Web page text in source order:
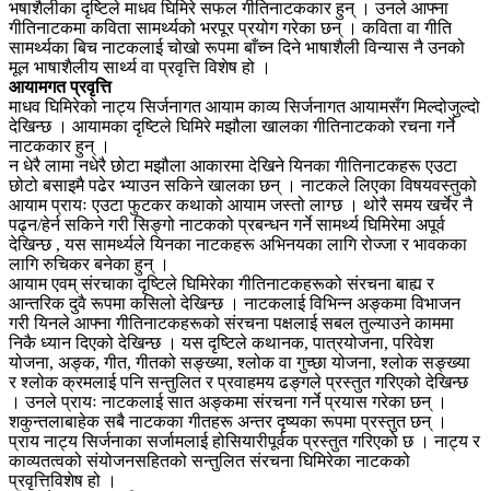
भषाशैलीका दृष्टिले माधव घिमिरे सफल गीतिनाटककार हुन् । उनले आफ्ना
गीतिनाटकमा कविता सामर्थ्यको भरपूर प्रयोग गरेका छन् । कविता वा गीति
सामर्थ्यका बिच नाटकलाई चोखो रूपमा बाँच्न दिने भाषाशैली विन्यास नै उनको
मूल भाषाशैलीय सार्थ्य वा प्रवृत्ति विशेष हो ।
आयामगत प्रवृत्ति
माधव घिमिरेको नाट्य सिर्जनागत आयाम काव्य सिर्जनागत आयामसँग मिल्दोजुल्दो
देखिन्छ । आयामका दृष्टिले घिमिरे मझौला खालका गीतिनाटकको रचना गर्ने
नाटककार हुन् ।
न धेरै लामा नधेरै छोटा मझौला आकारमा देखिने यिनका गीतिनाटकहरू एउटा
छोटो बसाइमै पढेर भ्याउन सकिने खालका छन् । नाटकले लिएका विषयवस्तुको
आयाम प्रायः एउटा फुटकर कथाको आयाम जस्तो लाग्छ । थोरै समय खर्चेर नै
पढ्न/हेर्न सकिने गरी सिङ्गो नाटकको प्रबन्धन गर्ने सामर्थ्य घिमिरेमा अपूर्व
देखिन्छ , यस सामर्थ्यले यिनका नाटकहरू अभिनयका लागि रोज्जा र भावकका
लागि रुचिकर बनेका हुन् ।
आयाम एवम् संरचाका दृष्टिले घिमिरेका गीतिनाटकहरूको संरचना बाह्य र
आन्तरिक दुवै रूपमा कसिलो देखिन्छ । नाटकलाई विभिन्न अङ्कमा विभाजन
गरी यिनले आफ्ना गीतिनाटकहरूको संरचना पक्षलाई सबल तुल्याउने काममा
निकै ध्यान दिएको देखिन्छ । यस दृष्टिले कथानक, पात्रयोजना, परिवेश
योजना, अङ्क, गीत, गीतको सङ्ख्या, श्लोक वा गुच्छा योजना, श्लोक सङ्ख्या
र श्लोक क्रमलाई पनि सन्तुलित र प्रवाहमय ढङ्गले प्रस्तुत गरिएको देखिन्छ
। उनले प्रायः नाटकलाई सात अङ्कमा संरचना गर्ने प्रयास गरेका छन् ।
शकुन्तलाबाहेक सबै नाटकका गीतहरू अन्तर दृष्यका रूपमा प्रस्तुत छन् ।
प्राय नाट्य सिर्जनाका सर्जामलाई होसियारीपूर्वक प्रस्तुत गरिएको छ । नाट्य र
काव्यतत्वको संयोजनसहितको सन्तुलित संरचना घिमिरेका नाटकको
प्रवृत्तिविशेष हो ।